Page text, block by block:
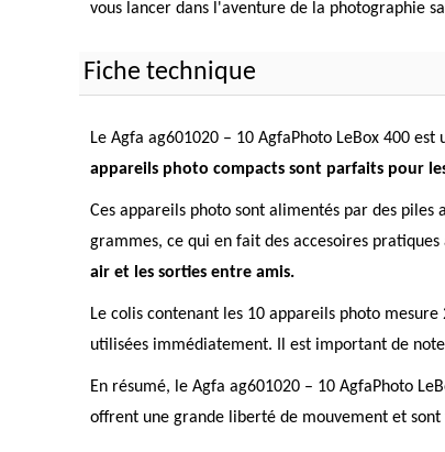
vous lancer dans l'aventure de la photographie
Fiche technique
Le Agfa ag601020 – 10 AgfaPhoto LeBox 400
appareils photo compacts sont parfaits pour
Ces appareils photo sont alimentés par des piles
grammes, ce qui en fait des accesoires
air et les sorties entre amis.
Le colis contenant les 10 appareils photo
utilisées immédiatement. Il est important de
En résumé, le Agfa ag601020 – 10 AgfaPhoto
offrent une grande liberté de mouvement et